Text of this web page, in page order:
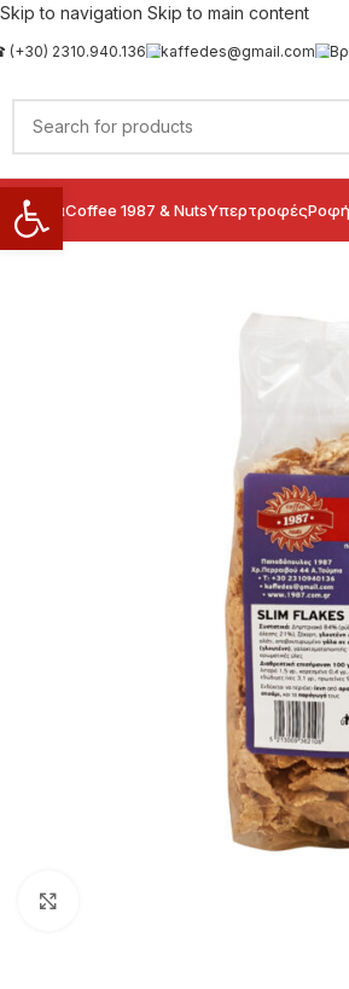
Skip to navigation Skip to main content
2310.940.136 kaffedes@gmail.com
Coffee 1987 & NutsΥπερτροφές
Ανοίξτε τη γραμμή εργαλείων